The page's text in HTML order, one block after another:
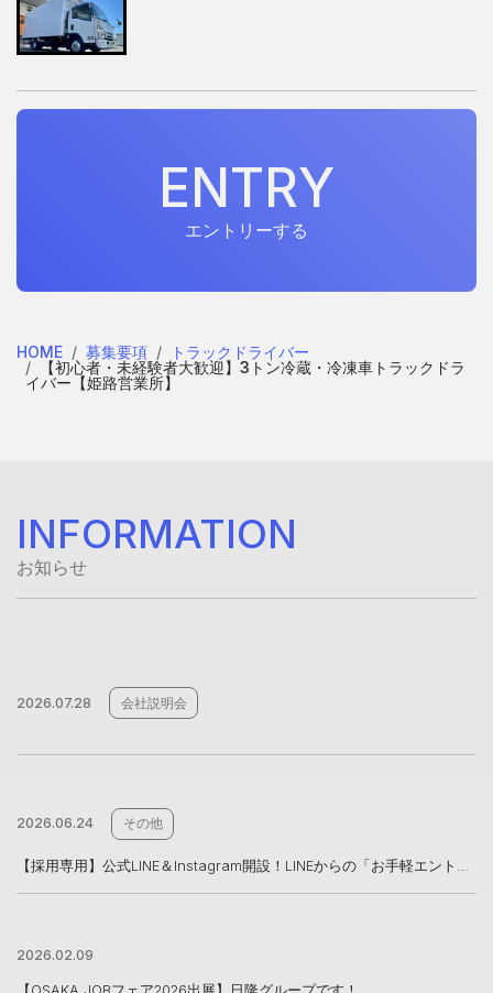
ENTRY
ENTRY
エントリーする
HOME 募集要項
トラックドライバー
【初心者・未経験者大歓迎】3トン冷蔵・冷凍車トラックドラ
イバー【姫路営業所】
お知らせ
INFORMATION
2026.07.28 会社説明会
2026.06.24 その他
2026.02.09